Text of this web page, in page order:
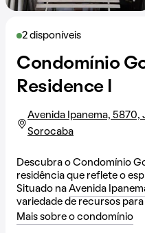
2 disponíveis
Condomínio
Residence I
Avenida Ipanema, 5870,
Sorocaba
Descubra o Condomínio
residência que reflete o
Situado na Avenida
variedade de recursos
Mais sobre o condomínio